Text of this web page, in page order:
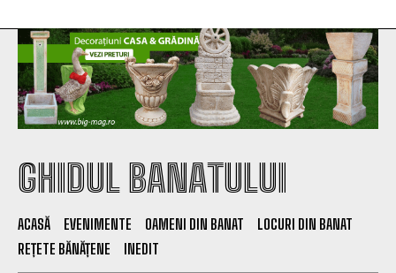
GHIDUL BANATULUI
ACASĂ EVENIMENTE OAMENI DIN BANAT
LOCURI DIN BANAT
REȚETE BĂNĂȚENE
INEDIT